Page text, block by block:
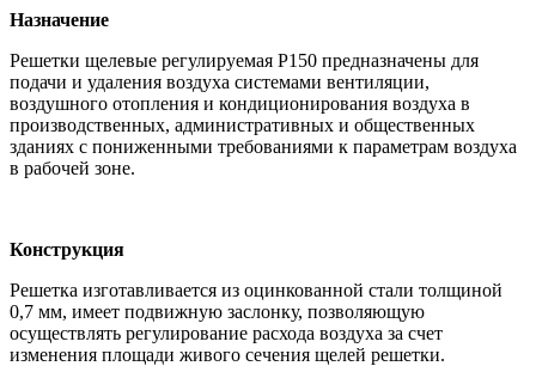
Назначение
Решетки щелевые регулируемая Р150 предназначены для
подачи и удаления воздуха системами вентиляции,
воздушного отопления и кондиционирования воздуха в
производственных, административных и общественных
зданиях с пониженными требованиями к параметрам воздуха
в рабочей зоне.
Конструкция
Решетка изготавливается из оцинкованной стали толщиной
0,7 мм, имеет подвижную заслонку, позволяющую
осуществлять регулирование расхода воздуха за счет
изменения площади живого сечения щелей решетки.